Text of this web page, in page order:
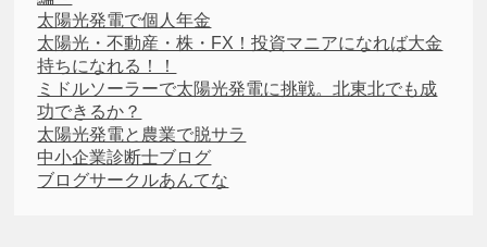
太陽光発電で個人年金
太陽光・不動産・株・FX！投資マニアになれば大金
持ちになれる！！
ミドルソーラーで太陽光発電に挑戦。北東北でも成
功できるか？
太陽光発電と農業で脱サラ
中小企業診断士ブログ
ブログサークルあんてな